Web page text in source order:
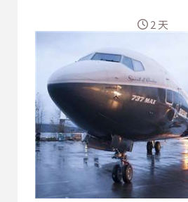
2 天